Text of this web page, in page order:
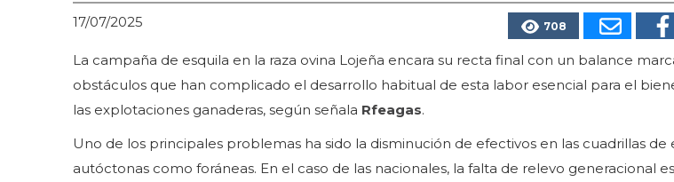
17/07/2025 708
La campaña de esquila en la raza ovina Lojeña encara su recta final con un balance
obstáculos que han complicado el desarrollo habitual de esta labor esencial para el
las explotaciones ganaderas, según señala Rfeagas.
Uno de los principales problemas ha sido la disminución de efectivos en las cuadrillas de
autóctonas como foráneas. En el caso de las nacionales, la falta de relevo generacional